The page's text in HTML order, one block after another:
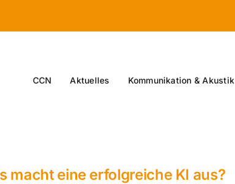
CCN Aktuelles Kommunikation & Akustik
macht eine erfolgreiche KI aus?